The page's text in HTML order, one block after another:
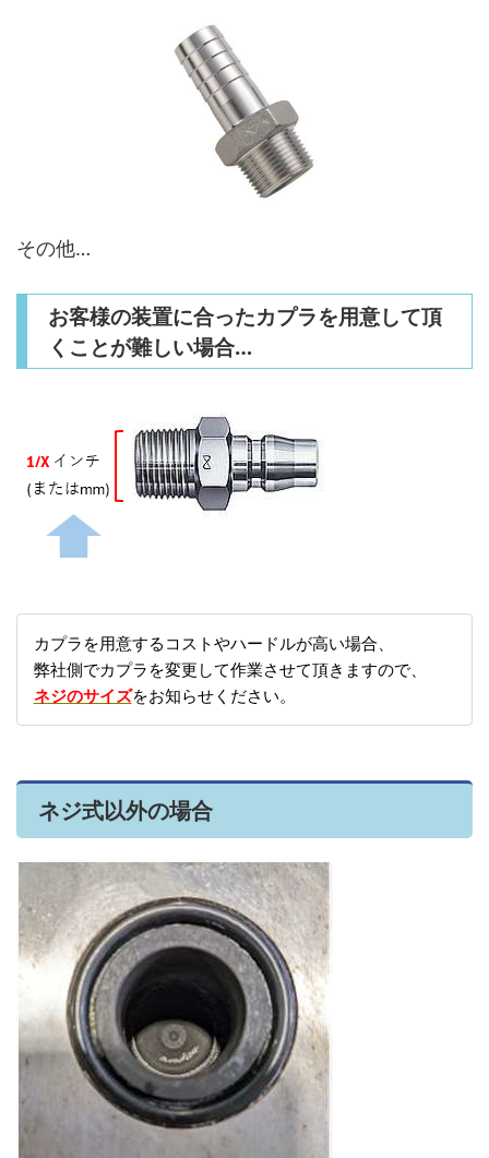
その他…
お客様の装置に合ったカプラを用意して頂
くことが難しい場合…
カプラを用意するコストやハードルが高い場合、
弊社側でカプラを変更して作業させて頂きますので、
ネジのサイズをお知らせください。
ネジ式以外の場合